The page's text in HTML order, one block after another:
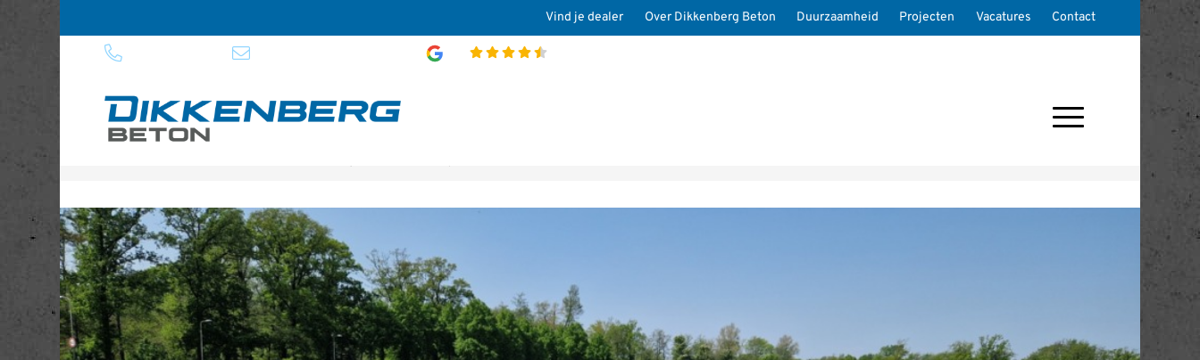
Vind je dealer Over Dikkenberg Beton Duurzaamheid Projecten Vacatures Contact